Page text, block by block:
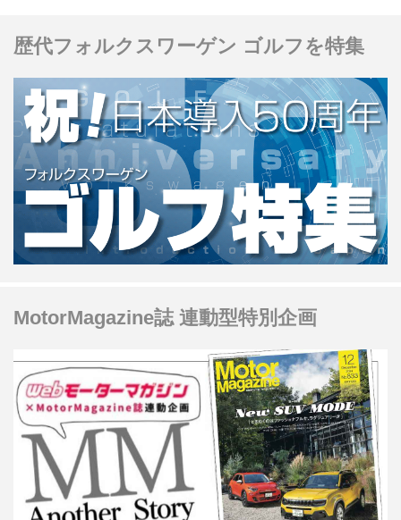
歴代フォルクスワーゲン ゴルフを特集
MotorMagazine誌 連動型特別企画